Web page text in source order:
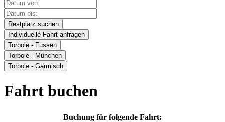
Restplatz suchen
Individuelle Fahrt anfragen
Torbole - Füssen
Torbole - München
Torbole - Garmisch
Fahrt buchen
Buchung für folgende Fahrt: